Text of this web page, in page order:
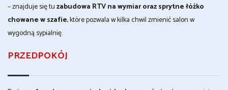
– znajduje się tuzabudowa RTV na wymiar oraz sprytne łóżko
chowane w szafie, które pozwala w kilka chwil zmienić salon w
wygodną sypialnię.
PRZEDPOKÓJ